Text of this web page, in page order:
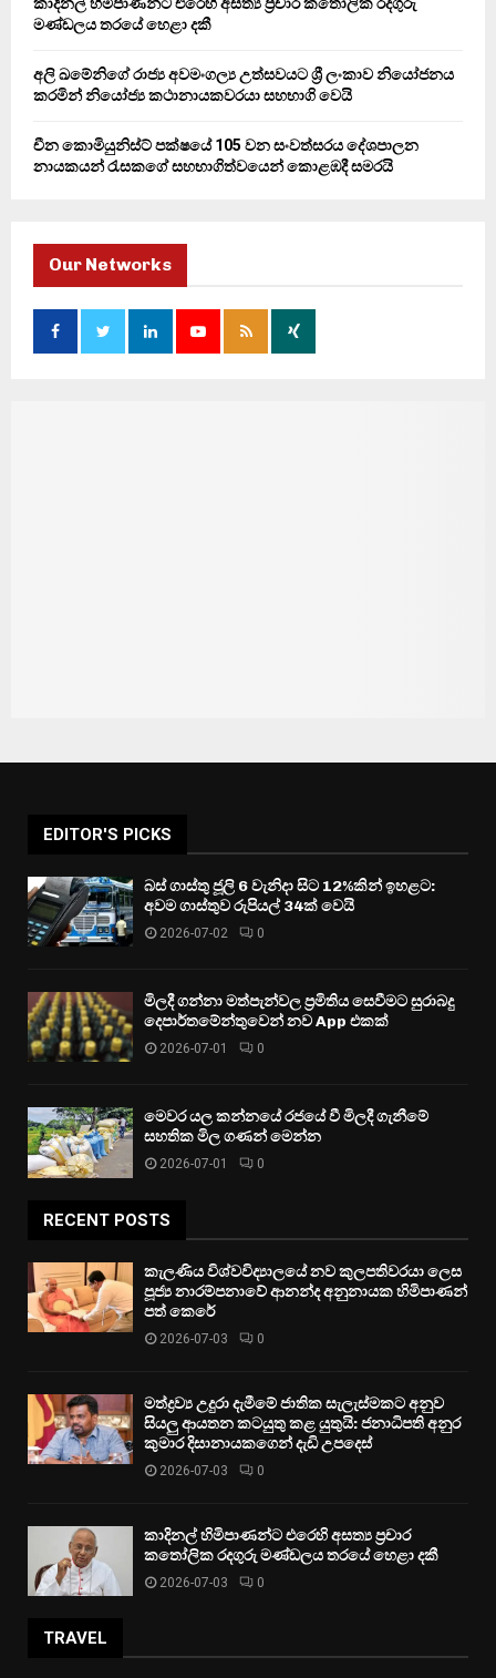
කාදිනල් හිමිපාණන්ට එරෙහි අසත්‍ය ප්‍රචාර කතෝලික රදගුරු
මණ්ඩලය තරයේ හෙළා දකී
අලි ඛමේනිගේ රාජ්‍ය අවමංගල්‍ය උත්සවයට ශ්‍රී ලංකාව නියෝජනය
කරමින් නියෝජ්‍ය කථානායකවරයා සහභාගි වෙයි
චීන කොමියුනිස්ට් පක්ෂයේ 105 වන සංවත්සරය දේශපාලන
නායකයන් රැසකගේ සහභාගිත්වයෙන් කොළඹදී සමරයි
Our Networks
EDITOR'S PICKS
බස් ගාස්තු ජූලි 6 වැනිදා සිට 12%කින් ඉහළට:
අවම ගාස්තුව රුපියල් 34ක් වෙයි
2026-07-02 0
මිලදී ගන්නා මත්පැන්වල ප්‍රමිතිය සෙවීමට සුරාබදු
දෙපාර්තමේන්තුවෙන් නව App එකක්
2026-07-01 0
මෙවර යල කන්නයේ රජයේ වී මිලදී ගැනීමේ
සහතික මිල ගණන් මෙන්න
2026-07-01 0
RECENT POSTS
කැලණිය විශ්වවිද්‍යාලයේ නව කුලපතිවරයා ලෙස
පූජ්‍ය නාරම්පනාවේ ආනන්ද අනුනායක හිමිපාණන්
පත් කෙරේ
2026-07-03 0
මත්ද්‍රව්‍ය උදුරා දැමීමේ ජාතික සැලැස්මකට අනුව
සියලු ආයතන කටයුතු කළ යුතුයි: ජනාධිපති අනුර
කුමාර දිසානායකගෙන් දැඩි උපදෙස්
2026-07-03 0
කාදිනල් හිමිපාණන්ට එරෙහි අසත්‍ය ප්‍රචාර
කතෝලික රදගුරු මණ්ඩලය තරයේ හෙළා දකී
2026-07-03 0
TRAVEL